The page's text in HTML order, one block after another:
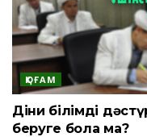
ҚОҒАМ
Діни білімді
беруге бола ма?